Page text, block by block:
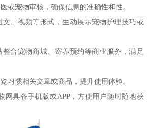
或宠物审核，确保信息的准确性和性。
文、视频等形式，生动展示宠物护理技巧或
合宠物商城、寄养预约等商业服务，满足
习惯相关文章或商品，提升使用体验。
网具备手机版或APP，方便用户随时随地获